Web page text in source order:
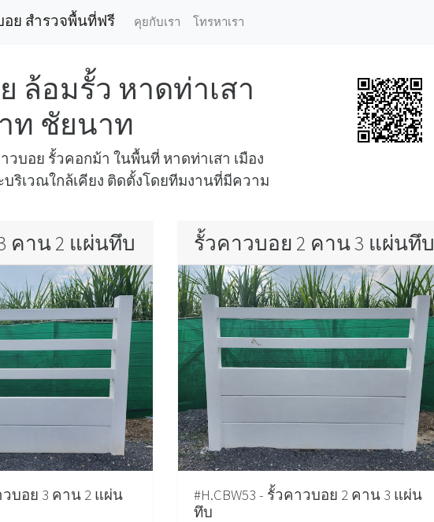
อย สำรวจพื้นที่ฟรี คุยกับเรา โทรหาเรา
ล้อมรั้ว หาดท่าเสา
ท ชัยนาท
วบอย รั้วคอกม้า ในพื้นที่ หาดท่าเสา เมือง
ริเวณใกล้เคียง ติดตั้งโดยทีมงานที่มีความ
คาน 2 แผ่นทึบ
วบอย 3 คาน 2 แผ่น
รั้วคาวบอย 2 คาน 3 แผ่นทึบ
#H.CBW53 - รั้วคาวบอย 2 คาน 3 แผ่น
ทึบ